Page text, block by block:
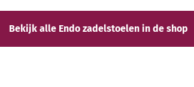
Bekijk alle Endo zadelstoelen in de shop